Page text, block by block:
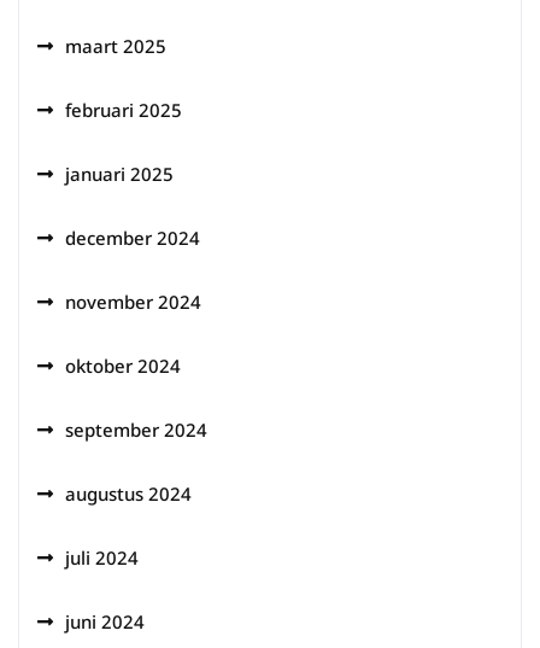
maart 2025
februari 2025
januari 2025
december 2024
november 2024
oktober 2024
september 2024
augustus 2024
juli 2024
juni 2024